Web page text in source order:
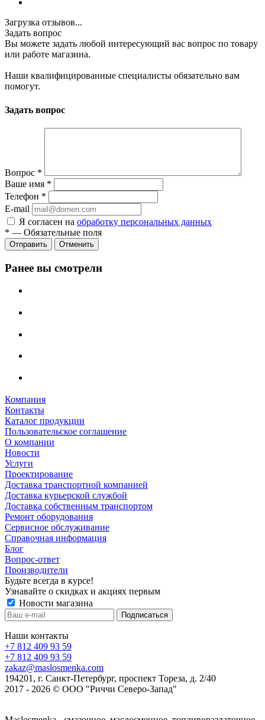
Загрузка отзывов...
Задать вопрос
Вы можете задать любой интересующий вас вопрос по товару
или работе магазина.
Наши квалифицированные специалисты обязательно вам
помогут.
Задать вопрос
Вопрос *
Ваше имя *
Телефон *
E-mail
Я согласен на обработку персональных данных
* — Обязательные поля
Отменить
Ранее вы смотрели
Компания
Контакты
Каталог продукции
Пользовательское соглашение
О компании
Новости
Услуги
Проектирование
Доставка транспортной компанией
Доставка курьерской службой
Доставка собственным транспортом
Ремонт оборудования
Сервисное обслуживание
Справочная информация
Блог
Вопрос-ответ
Производители
Будьте всегда в курсе!
Узнавайте о скидках и акциях первым
Новости магазина
Наши контакты
+7 812 409 93 59
+7 812 409 93 59
zakaz@maslosmenka.com
194201, г. Санкт-Петербург, проспект Тореза, д. 2/40
2017 - 2026 © ООО "Риччи Северо-Запад"